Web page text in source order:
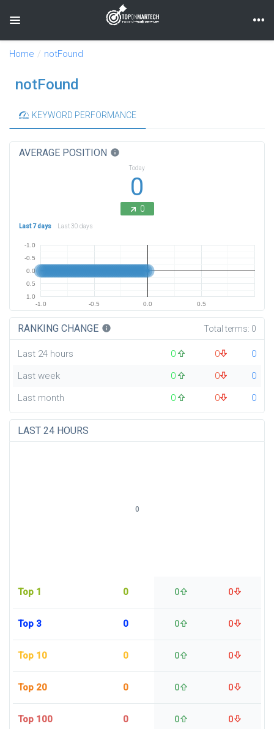
Toggle navigation
Home notFound
notFound
KEYWORD PERFORMANCE
AVERAGE POSITION info
Today
0
0
Last 7 days Last 30 days
-1.0 -0.5 0.0 0.5
-1.0
-0.5
0.0
0.5
1.0
RANKING CHANGE info Total terms: 0
Last 24 hours 0 0
0
Last week
0 0
0
Last month
0 0 0
LAST 24 HOURS
Top 1 0 0 0
Top 3 0 0 0
Top 10 0 0 0
Top 20 0 0 0
Top 100 0 0 0
0